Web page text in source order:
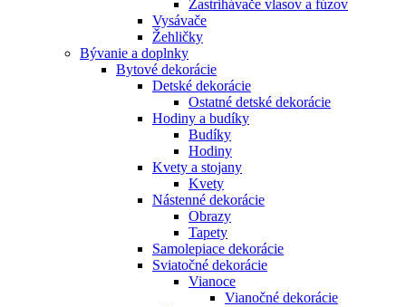
Zastrihávače vlasov a fúzov
Vysávače
Žehličky
Bývanie a doplnky
Bytové dekorácie
Detské dekorácie
Ostatné detské dekorácie
Hodiny a budíky
Budíky
Hodiny
Kvety a stojany
Kvety
Nástenné dekorácie
Obrazy
Tapety
Samolepiace dekorácie
Sviatočné dekorácie
Vianoce
Vianočné dekorácie